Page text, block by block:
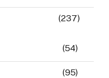
(237)
(54)
(95)